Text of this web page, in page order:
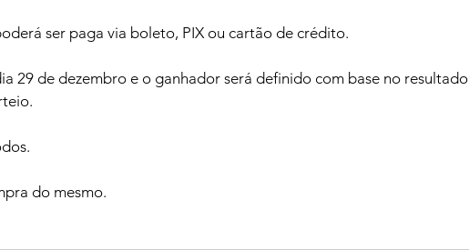
ser paga via boleto, PIX ou cartão de crédito.
29 de dezembro e o ganhador será definido com base no resultado
do mesmo.